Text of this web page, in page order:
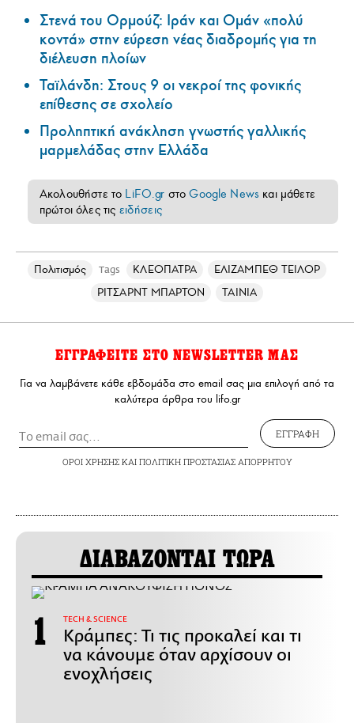
Στενά του Ορμούζ: Ιράν και Ομάν «πολύ
κοντά» στην εύρεση νέας διαδρομής για τη
διέλευση πλοίων
Ταϊλάνδη: Στους 9 οι νεκροί της φονικής
επίθεσης σε σχολείο
Προληπτική ανάκληση γνωστής γαλλικής
μαρμελάδας στην Ελλάδα
Ακολουθήστε το LiFO.gr στοGoogle News και μάθετε
πρώτοι όλες τις ειδήσεις
Πολιτισμός Tags ΚΛΕΟΠΑΤΡΑ
ΕΛΙΖΑΜΠΕΘ ΤΕΙΛΟΡ
ΡΙΤΣΑΡΝΤ ΜΠΑΡΤΟΝ
ΤΑΙΝΙΑ
ΕΓΓΡΑΦΕΙΤΕ ΣΤΟ NEWSLETTER ΜΑΣ
Για να λαμβάνετε κάθε εβδομάδα στο email σας μια επιλογή από τα
καλύτερα άρθρα του lifo.gr
ΕΓΓΡΑΦΗ
ΟΡΟΙ ΧΡΗΣΗΣΚΑΙ ΠΟΛΙΤΙΚΗ ΠΡΟΣΤΑΣΙΑΣ ΑΠΟΡΡΗΤΟΥ
ΔΙΑΒΑΖΟΝΤΑΙ ΤΩΡΑ
ΤECH & SCIENCE
Κράμπες: Τι τις προκαλεί και τι
να κάνουμε όταν αρχίσουν οι
ενοχλήσεις